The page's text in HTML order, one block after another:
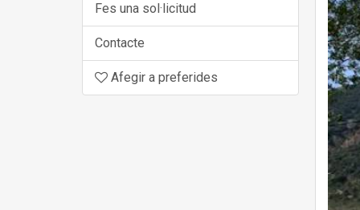
Fes una sol·licitud
Contacte
Afegir a preferides